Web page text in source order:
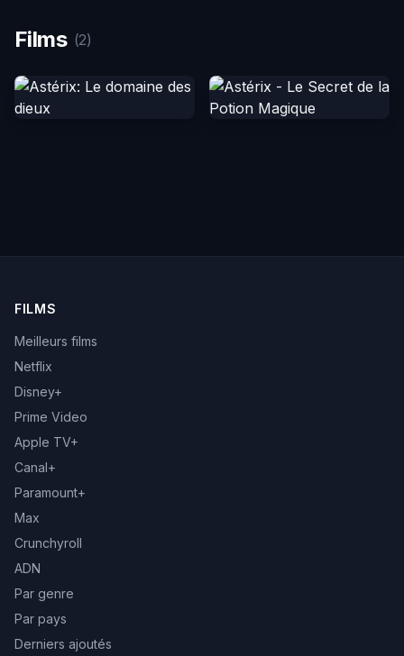
Films (2)
FILMS
Meilleurs films
Netflix
Disney+
Prime Video
Apple TV+
Canal+
Paramount+
Max
Crunchyroll
ADN
Par genre
Par pays
Derniers ajoutés